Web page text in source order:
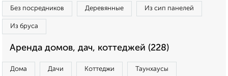
Без посредников Деревянные Из сип панелей
Из бруса
Аренда домов, дач, коттеджей (228)
Дома Дачи Коттеджи Таунхаусы